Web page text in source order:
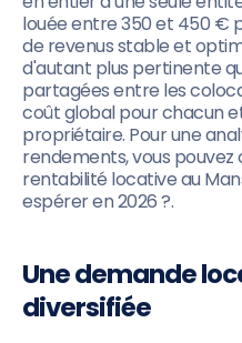
louée entre 350 et 450 €
de revenus stable et
d'autant plus pertinente
partagées entre les
coût global pour chacun
propriétaire. Pour une
rendements, vous
rentabilité locative au
espérer en 2026 ?.
Une demande
diversifiée